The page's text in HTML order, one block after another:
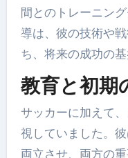
間とのトレーニン
導は、彼の技術や
ち、将来の成功の基
教育と初期
サッカーに加えて
視していました。
両立させ、両方の